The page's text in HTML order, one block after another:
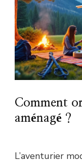
Comment
aménagé ?
L’aventurier